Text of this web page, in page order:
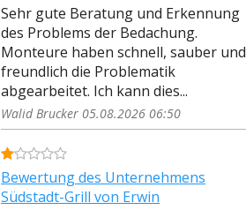
Sehr gute Beratung und Erkennung
des Problems der Bedachung.
Monteure haben schnell, sauber und
freundlich die Problematik
abgearbeitet. Ich kann dies...
Walid Brucker 05.08.2026 06:50
Bewertung des Unternehmens
Südstadt-Grill von Erwin